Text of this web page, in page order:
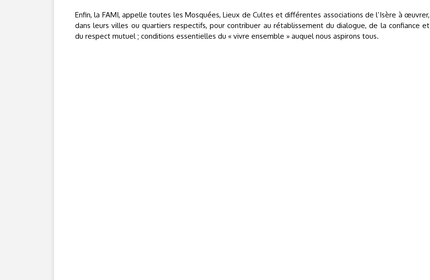
Enfin, la FAMI, appelle toutes les Mosquées, Lieux de Cultes et différentes associations de l’Isère à œuvrer,
dans leurs villes ou quartiers respectifs, pour contribuer au rétablissement du dialogue, de la confiance et
du respect mutuel ; conditions essentielles du « vivre ensemble » auquel nous aspirons tous.